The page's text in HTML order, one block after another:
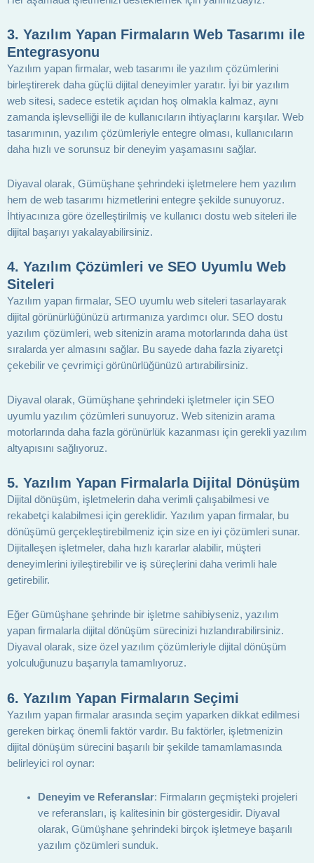
3. Yazılım Yapan Firmaların Web Tasarımı ile
Entegrasyonu
Yazılım yapan firmalar, web tasarımı ile yazılım çözümlerini
birleştirerek daha güçlü dijital deneyimler yaratır. İyi bir yazılım
web sitesi, sadece estetik açıdan hoş olmakla kalmaz, aynı
zamanda işlevselliği ile de kullanıcıların ihtiyaçlarını karşılar. Web
tasarımının, yazılım çözümleriyle entegre olması, kullanıcıların
daha hızlı ve sorunsuz bir deneyim yaşamasını sağlar.
Diyaval olarak, Gümüşhane şehrindeki işletmelere hem yazılım
hem de web tasarımı hizmetlerini entegre şekilde sunuyoruz.
İhtiyacınıza göre özelleştirilmiş ve kullanıcı dostu web siteleri ile
dijital başarıyı yakalayabilirsiniz.
4. Yazılım Çözümleri ve SEO Uyumlu Web
Siteleri
Yazılım yapan firmalar, SEO uyumlu web siteleri tasarlayarak
dijital görünürlüğünüzü artırmanıza yardımcı olur. SEO dostu
yazılım çözümleri, web sitenizin arama motorlarında daha üst
sıralarda yer almasını sağlar. Bu sayede daha fazla ziyaretçi
çekebilir ve çevrimiçi görünürlüğünüzü artırabilirsiniz.
Diyaval olarak, Gümüşhane şehrindeki işletmeler için SEO
uyumlu yazılım çözümleri sunuyoruz. Web sitenizin arama
motorlarında daha fazla görünürlük kazanması için gerekli yazılım
altyapısını sağlıyoruz.
5. Yazılım Yapan Firmalarla Dijital Dönüşüm
Dijital dönüşüm, işletmelerin daha verimli çalışabilmesi ve
rekabetçi kalabilmesi için gereklidir. Yazılım yapan firmalar, bu
dönüşümü gerçekleştirebilmeniz için size en iyi çözümleri sunar.
Dijitalleşen işletmeler, daha hızlı kararlar alabilir, müşteri
deneyimlerini iyileştirebilir ve iş süreçlerini daha verimli hale
getirebilir.
Eğer Gümüşhane şehrinde bir işletme sahibiyseniz, yazılım
yapan firmalarla dijital dönüşüm sürecinizi hızlandırabilirsiniz.
Diyaval olarak, size özel yazılım çözümleriyle dijital dönüşüm
yolculuğunuzu başarıyla tamamlıyoruz.
6. Yazılım Yapan Firmaların Seçimi
Yazılım yapan firmalar arasında seçim yaparken dikkat edilmesi
gereken birkaç önemli faktör vardır. Bu faktörler, işletmenizin
dijital dönüşüm sürecini başarılı bir şekilde tamamlamasında
belirleyici rol oynar:
Deneyim ve Referanslar: Firmaların geçmişteki projeleri
ve referansları, iş kalitesinin bir göstergesidir. Diyaval
olarak, Gümüşhane şehrindeki birçok işletmeye başarılı
yazılım çözümleri sunduk.